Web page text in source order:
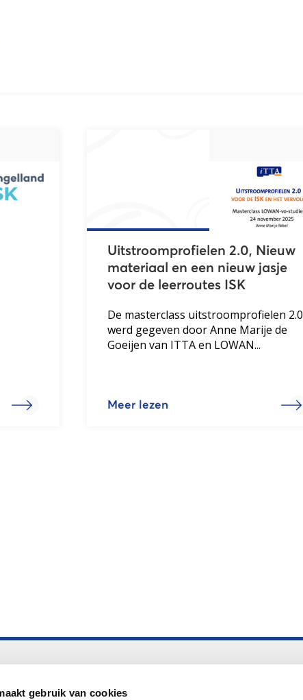
gebruik van cookies
Uitstroomprofielen 2.0, Nieuw
materiaal en een nieuw jasje
voor de leerroutes ISK
De masterclass uitstroomprofielen 2.0
werd gegeven door Anne Marije de
Goeijen van ITTA en LOWAN...
Meer lezen